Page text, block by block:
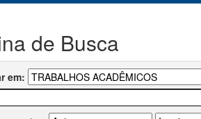
de Busca
em: